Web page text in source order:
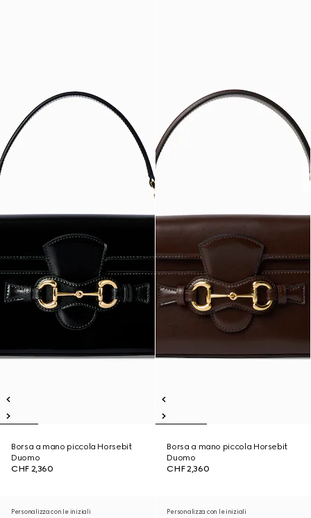
Borsa a mano piccola Horsebit
Duomo
CHF 2,360
Borsa a mano piccola Horsebit
Duomo
CHF 2,360
Personalizza con le iniziali Personalizza con le iniziali